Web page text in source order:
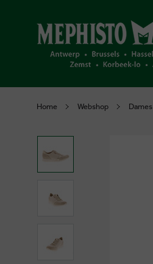
Home Webshop Dames